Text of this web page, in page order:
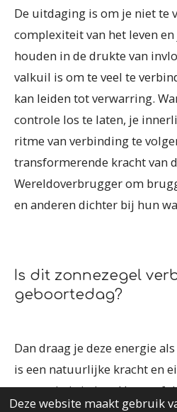
Deze website maakt gebruik
De uitdaging is om je niet te
complexiteit van het leven
houden in de drukte van
valkuil is om te veel te
kan leiden tot verwarring.
controle los te laten, je
ritme van verbinding te
transformerende kracht van
Wereldoverbrugger om
en anderen dichter bij hun
Is dit zonnezegel
geboortedag?
Dan draag je deze energie
is een natuurlijke kracht en
aanwezig is in jou. Het geeft